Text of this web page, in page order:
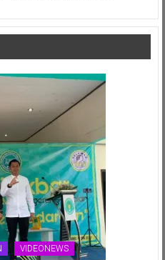
Ajang
Juli
Setiono
Rayakan
Tahun
VIDEONEWS